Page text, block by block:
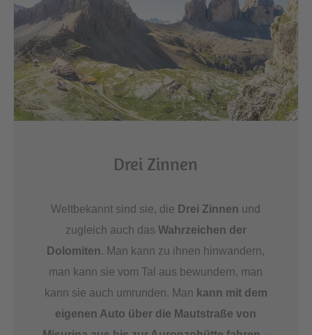
Drei Zinnen
Weltbekannt sind sie, die Drei Zinnen und
zugleich auch das Wahrzeichen der
Dolomiten. Man kann zu ihnen hinwandern,
man kann sie vom Tal aus bewundern, man
kann sie auch umrunden. Man kann mit dem
eigenen Auto über die Mautstraße von